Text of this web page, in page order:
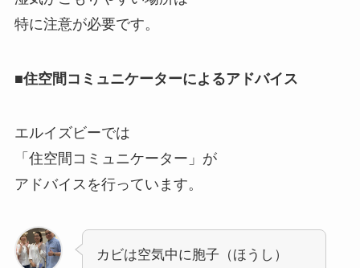
特に注意が必要です。
■住空間コミュニケーターによるアドバイス
エルイズビーでは
「住空間コミュニケーター」が
アドバイスを行っています。
カビは空気中に胞子（ほうし）